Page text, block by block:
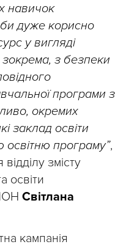
навичок
дуже корисно
у вигляді
з безпеки
програми з
окремих
заклад освіти
освітню програму”,
змісту
освіти
Світлана
кампанія